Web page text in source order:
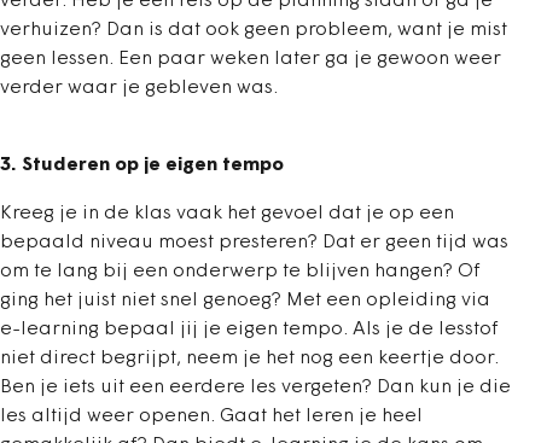
verhuizen? Dan is dat ook geen probleem, want je mist
geen lessen. Een paar weken later ga je gewoon weer
verder waar je gebleven was.
3. Studeren op je eigen tempo
Kreeg je in de klas vaak het gevoel dat je op een
bepaald niveau moest presteren? Dat er geen tijd was
om te lang bij een onderwerp te blijven hangen? Of
ging het juist niet snel genoeg? Met een opleiding via
e-learning bepaal jij je eigen tempo. Als je de lesstof
niet direct begrijpt, neem je het nog een keertje door.
Ben je iets uit een eerdere les vergeten? Dan kun je die
les altijd weer openen. Gaat het leren je heel